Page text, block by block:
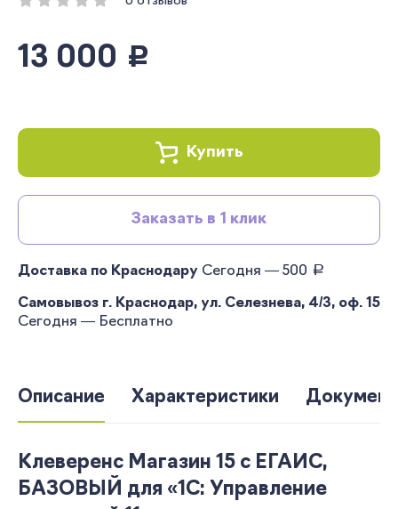
13 000 руб.
Купить
Заказать в 1 клик
Доставка по Краснодару Сегодня — 500 руб.
Самовывоз г. Краснодар, ул. Селезнева, 4/3, оф. 15
Сегодня — Бесплатно
Описание Характеристики
Клеверенс Магазин 15 с ЕГАИС,
БАЗОВЫЙ для «1С: Управление